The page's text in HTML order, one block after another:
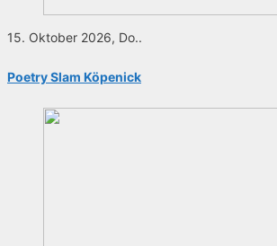
15. Oktober 2026, Do..
Poetry Slam Köpenick